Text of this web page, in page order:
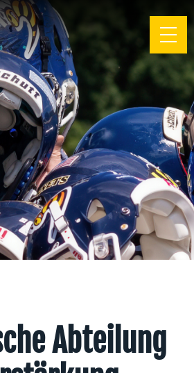
Abteilung